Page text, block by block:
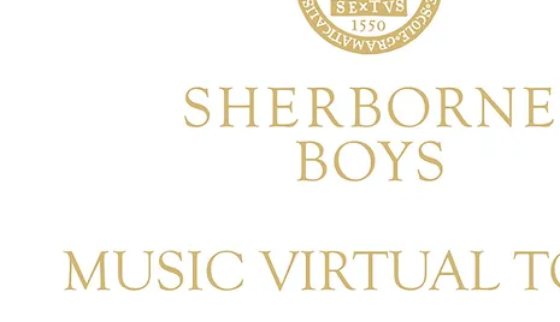
velit esse cillum dolore eu fugiat nulla pariatur.
non proident, sunt in culpa qui officia deserunt mollit